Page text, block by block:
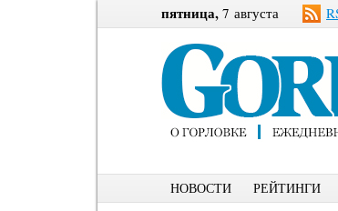
пятница, 7 августа
НОВОСТИ РЕЙТИНГИ